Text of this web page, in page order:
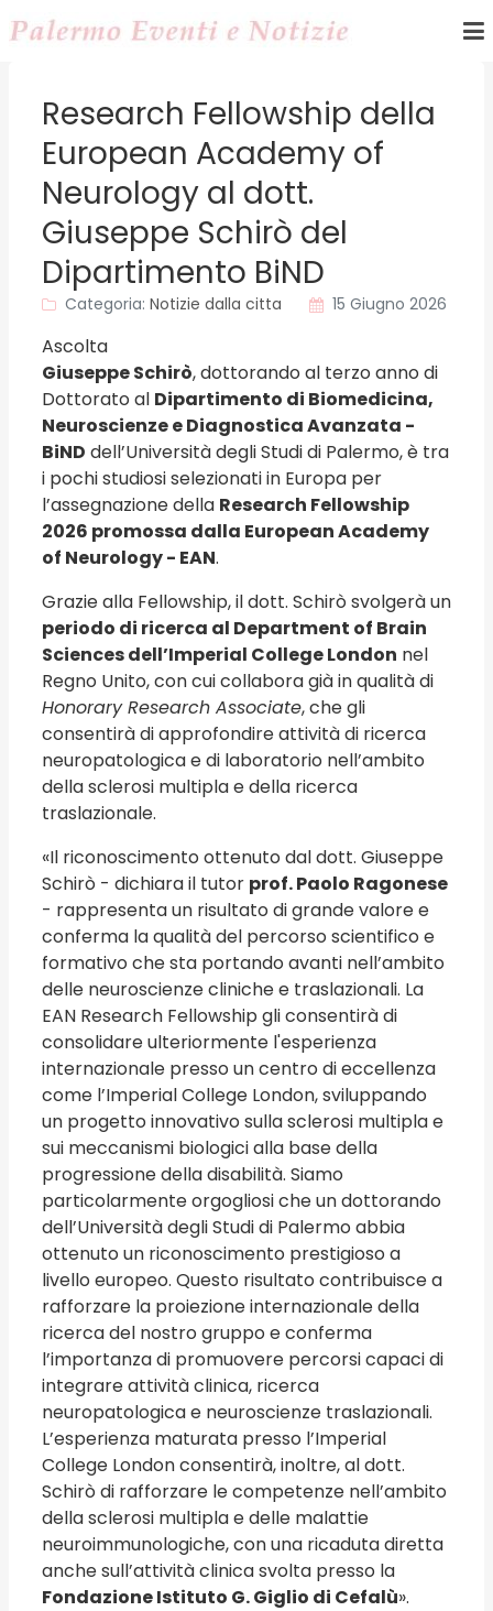
Research Fellowship della
European Academy of
Neurology al dott.
Giuseppe Schirò del
Dipartimento BiND
Categoria: Notizie dalla citta 15 Giugno 2026
Ascolta
Giuseppe Schirò, dottorando al terzo anno di
Dottorato al Dipartimento di Biomedicina,
Neuroscienze e Diagnostica Avanzata -
BiND dell’Università degli Studi di Palermo, è tra
i pochi studiosi selezionati in Europa per
l’assegnazione della Research Fellowship
2026 promossa dalla European Academy
of Neurology - EAN.
Grazie alla Fellowship, il dott. Schirò svolgerà un
periodo di ricerca al Department of Brain
Sciences dell’Imperial College London nel
Regno Unito, con cui collabora già in qualità di
Honorary Research Associate, che gli
consentirà di approfondire attività di ricerca
neuropatologica e di laboratorio nell’ambito
della sclerosi multipla e della ricerca
traslazionale.
«Il riconoscimento ottenuto dal dott. Giuseppe
Schirò - dichiara il tutor prof. Paolo Ragonese
- rappresenta un risultato di grande valore e
conferma la qualità del percorso scientifico e
formativo che sta portando avanti nell’ambito
delle neuroscienze cliniche e traslazionali. La
EAN Research Fellowship gli consentirà di
consolidare ulteriormente l'esperienza
internazionale presso un centro di eccellenza
come l’Imperial College London, sviluppando
un progetto innovativo sulla sclerosi multipla e
sui meccanismi biologici alla base della
progressione della disabilità. Siamo
particolarmente orgogliosi che un dottorando
dell’Università degli Studi di Palermo abbia
ottenuto un riconoscimento prestigioso a
livello europeo. Questo risultato contribuisce a
rafforzare la proiezione internazionale della
ricerca del nostro gruppo e conferma
l’importanza di promuovere percorsi capaci di
integrare attività clinica, ricerca
neuropatologica e neuroscienze traslazionali.
L’esperienza maturata presso l’Imperial
College London consentirà, inoltre, al dott.
Schirò di rafforzare le competenze nell’ambito
della sclerosi multipla e delle malattie
neuroimmunologiche, con una ricaduta diretta
anche sull’attività clinica svolta presso la
Fondazione Istituto G. Giglio di Cefalù».